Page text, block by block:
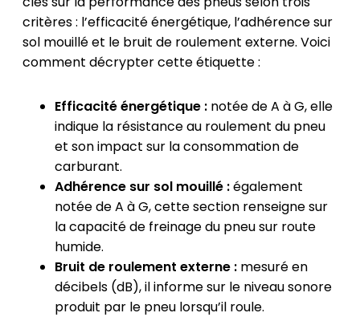
critères : l’efficacité énergétique, l’adhérence sur
sol mouillé et le bruit de roulement externe. Voici
comment décrypter cette étiquette :
Efficacité énergétique :notée de A à G, elle
indique la résistance au roulement du pneu
et son impact sur la consommation de
carburant.
Adhérence sur sol mouillé :également
notée de A à G, cette section renseigne sur
la capacité de freinage du pneu sur route
humide.
Bruit de roulement externe :mesuré en
décibels (dB), il informe sur le niveau sonore
produit par le pneu lorsqu’il roule.